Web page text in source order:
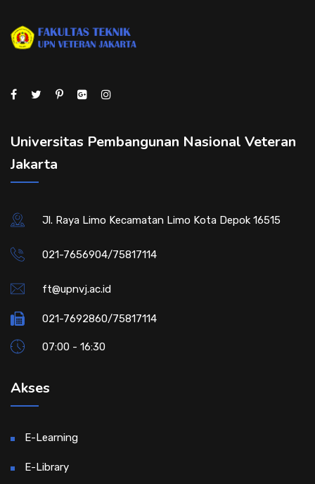
Universitas Pembangunan Nasional Veteran
Jakarta
Jl. Raya Limo Kecamatan Limo Kota Depok 16515
021-7656904/75817114
ft@upnvj.ac.id
021-7692860/75817114
07:00 - 16:30
Akses
E-Learning
E-Library